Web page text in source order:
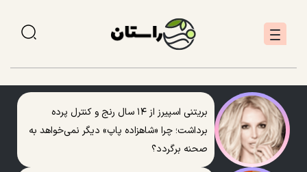
بریتنی اسپیرز از ۱۴ سال رنج و کنترل پرده
برداشت؛ چرا «شاهزاده پاپ» دیگر نمی‌خواهد به
صحنه برگردد؟